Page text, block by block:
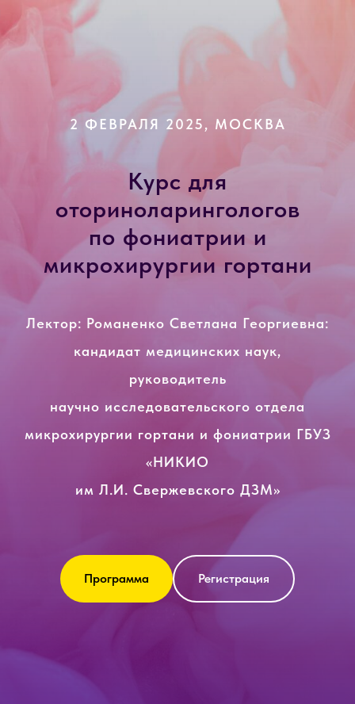
2 ФЕВРАЛЯ 2025, МОСКВА
Курс для
оториноларингологов
по фониатрии и
микрохирургии гортани
Лектор: Романенко Светлана Георгиевна:
кандидат медицинских наук,
руководитель
научно исследовательского отдела
микрохирургии гортани и фониатрии ГБУЗ
«НИКИО
им Л.И. Свержевского ДЗМ»
Программа Регистрация